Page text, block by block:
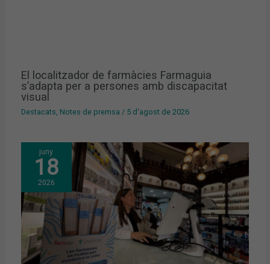
El localitzador de farmàcies Farmaguia
s’adapta per a persones amb discapacitat
visual
Destacats, Notes de premsa / 5 d'agost de 2026
juny
18
2026